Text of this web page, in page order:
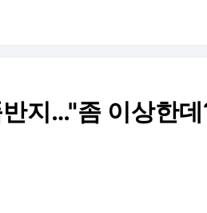
지…"좀 이상한